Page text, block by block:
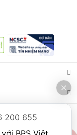
lạnh, quạt gió,
này còn được
ích đi kèm như: Hẹn
di động
lắp và di chuyển
200 655